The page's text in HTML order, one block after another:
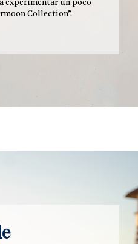
experimentar un poco
Collection”.